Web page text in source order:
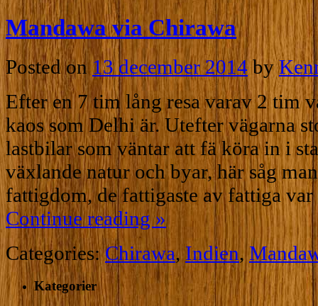
Mandawa via Chirawa
Posted on 13 december 2014 by
Efter en 7 tim lång resa varav 2 tim
kaos som Delhi är. Utefter vägarna
lastbilar som väntar att fä köra in i
växlande natur och byar, här såg
fattigdom, de fattigaste av fattiga
Continue reading»
Categories:Chirawa,Indien,
Kategorier